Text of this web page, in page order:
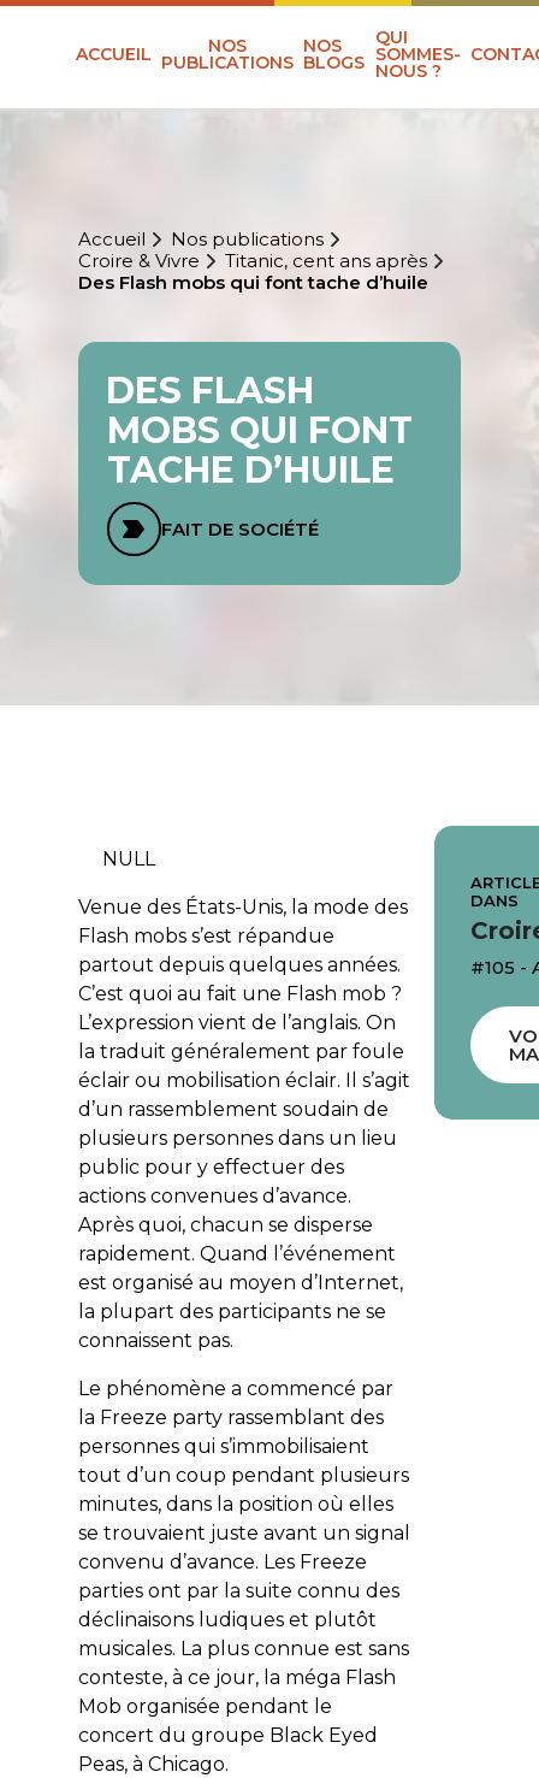
ACCUEIL NOS
PUBLICATIONS
NOS
BLOGS
QUI
SOMMES-
NOUS ?
Accueil
Nos publications
Croire & Vivre
Titanic, cent ans après
Des Flash mobs qui font tache d’huile
DES FLASH
MOBS QUI FONT
TACHE D’HUILE
FAIT DE SOCIÉTÉ
NULL
Venue des États-Unis, la mode des
Flash mobs s’est répandue
partout depuis quelques années.
C’est quoi au fait une Flash mob ?
L’expression vient de l’anglais. On
la traduit généralement par foule
éclairou mobilisation éclair. Il s’agit
d’un rassemblement soudain de
plusieurs personnes dans un lieu
public pour y effectuer des
actions convenues d’avance.
Après quoi, chacun se disperse
rapidement. Quand l’événement
est organisé au moyen d’Internet,
la plupart des participants ne se
connaissent pas.
Le phénomène a commencé par
la Freeze party rassemblant des
personnes qui s’immobilisaient
tout d’un coup pendant plusieurs
minutes, dans la position où elles
se trouvaient juste avant un signal
convenu d’avance. Les Freeze
parties ont par la suite connu des
déclinaisons ludiques et plutôt
musicales. La plus connue est sans
conteste, à ce jour, la méga Flash
Mob organisée pendant le
concert du groupe Black Eyed
Peas, à Chicago.
DANS
#105 -